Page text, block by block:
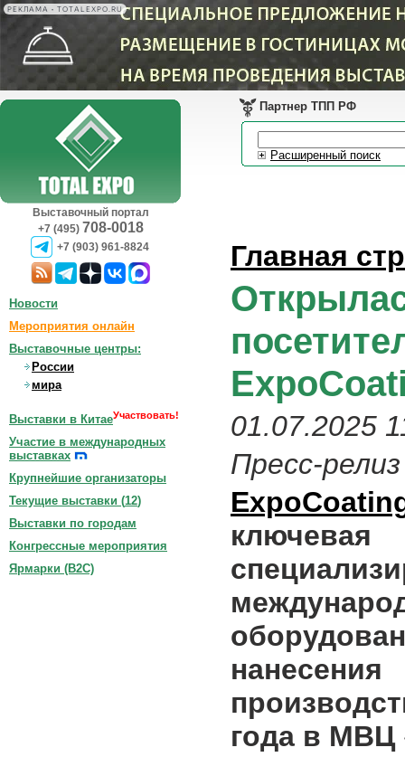
РЕКЛАМА • TOTALEXPO.RU
Выставочный портал
+7 (495) 708-0018
+7 (903) 961-8824
Партнер ТПП РФ
Расширенный поиск
Главная
01.07.2025
Пресс-релиз
года в МВЦ
Новости
Мероприятия онлайн
Выставочные центры:
России
мира
Выставки в КитаеУчаствовать!
Участие в международных
выставках
Крупнейшие организаторы
Текущие выставки (12)
Выставки по городам
Конгрессные мероприятия
Ярмарки (B2C)